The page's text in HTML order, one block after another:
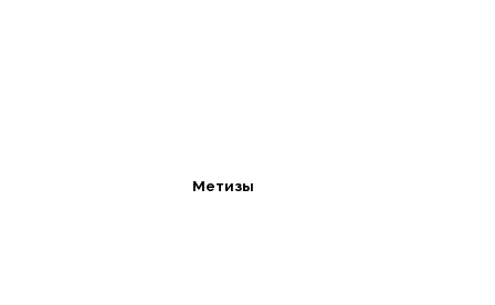
Метизы